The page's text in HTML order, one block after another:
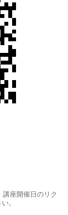
講座開催日のリク
。